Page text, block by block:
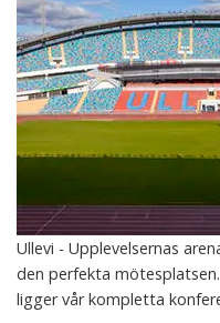
Ullevi - Upplevelsernas
den perfekta
ligger vår kompletta